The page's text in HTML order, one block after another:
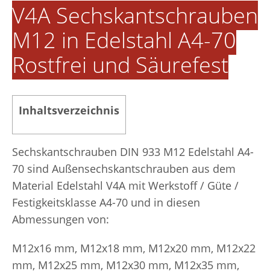
V4A Sechskantschrauben
M12 in Edelstahl A4-70
Rostfrei und Säurefest
Inhaltsverzeichnis
Sechskantschrauben DIN 933 M12 Edelstahl A4-
70 sind Außensechskantschrauben aus dem
Material Edelstahl V4A mit Werkstoff / Güte /
Festigkeitsklasse A4-70 und in diesen
Abmessungen von:
M12x16 mm, M12x18 mm, M12x20 mm, M12x22
mm, M12x25 mm, M12x30 mm, M12x35 mm,